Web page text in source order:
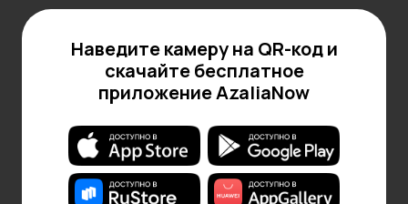
Наведите камеру на QR-код и
скачайте бесплатное
приложение AzaliaNow